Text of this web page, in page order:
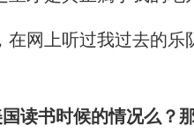
网上听过我过去的
读书时候的情况么？